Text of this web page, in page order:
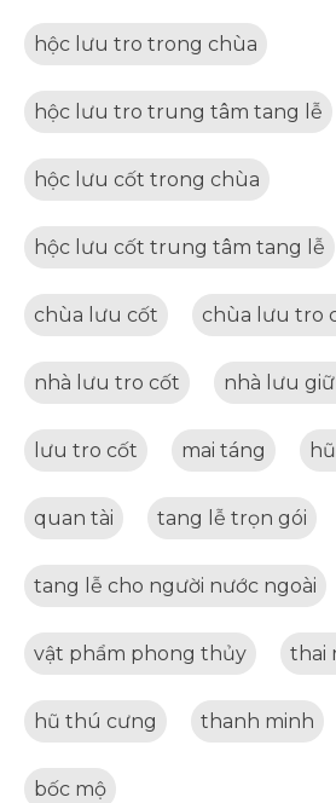
hộc lưu tro trong chùa
hộc lưu tro trung tâm tang lễ
hộc lưu cốt trong chùa
hộc lưu cốt trung tâm tang lễ
chùa lưu cốt chùa lưu tro
nhà lưu tro cốt nhà lưu
lưu tro cốt mai táng
quan tài tang lễ trọn gói
tang lễ cho người nước ngoài
vật phẩm phong thủy thai
hũ thú cưng thanh minh
bốc mộ